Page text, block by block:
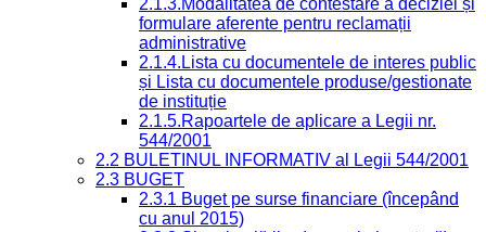
formulare aferente pentru reclamații
administrative
2.1.4.Lista cu documentele de interes public
și Lista cu documentele produse/gestionate
de instituție
2.1.5.Rapoartele de aplicare a Legii nr.
544/2001
2.2 BULETINUL INFORMATIV al Legii 544/2001
2.3 BUGET
2.3.1 Buget pe surse financiare (începând
cu anul 2015)